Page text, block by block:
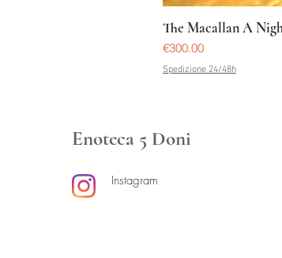
The Macallan A
Price
€300.00
Spedizione 24/48h
Enoteca 5 Doni
Instagram